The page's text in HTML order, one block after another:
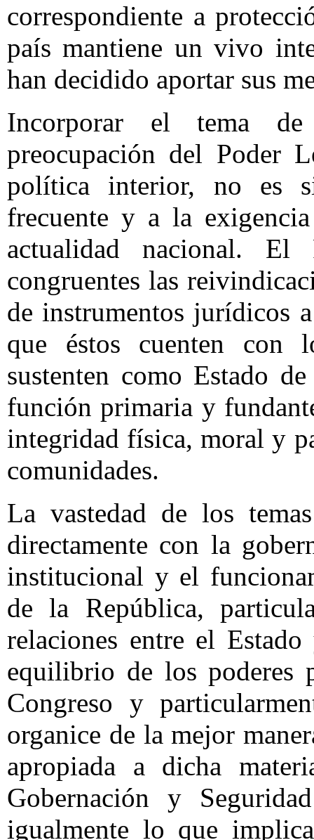
correspondiente a
país mantiene un vivo
han decidido aportar sus
Incorporar el tema
preocupación del Poder
política interior, no es
frecuente y a la
actualidad nacional. El
congruentes las
de instrumentos jurídicos
que éstos cuenten con
sustenten como Estado
función primaria y
integridad física, moral y
comunidades.
La vastedad de los
directamente con la
institucional y el
de la República,
relaciones entre el
equilibrio de los poderes
Congreso y
organice de la mejor
apropiada a dicha
Gobernación y
igualmente lo que